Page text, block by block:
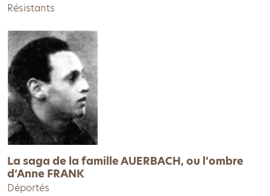
Résistants
La saga de la famille AUERBACH, ou l’ombre
d’Anne FRANK
Déportés